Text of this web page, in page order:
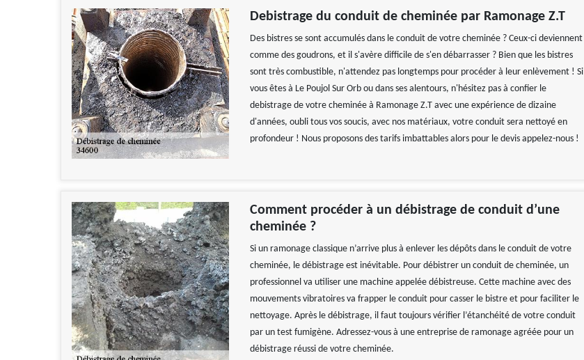
Debistrage du conduit de cheminée par Ramonage Z.T
Des bistres se sont accumulés dans le conduit de votre cheminée ? Ceux-ci deviennent
comme des goudrons, et il s'avère difficile de s'en débarrasser ? Bien que les bistres
sont très combustible, n'attendez pas longtemps pour procéder à leur enlèvement ! Si
vous êtes à Le Poujol Sur Orb ou dans ses alentours, n'hésitez pas à confier le
debistrage de votre cheminée à Ramonage Z.T avec une expérience de dizaine
d'années, oubli tous vos soucis, avec nos matériaux, votre conduit sera nettoyé en
profondeur ! Nous proposons des tarifs imbattables alors pour le devis appelez-nous !
Comment procéder à un débistrage de conduit d’une
cheminée ?
Si un ramonage classique n’arrive plus à enlever les dépôts dans le conduit de votre
cheminée, le débistrage est inévitable. Pour débistrer un conduit de cheminée, un
professionnel va utiliser une machine appelée débistreuse. Cette machine avec des
mouvements vibratoires va frapper le conduit pour casser le bistre et pour faciliter le
nettoyage. Après le débistrage, il faut toujours vérifier l’étanchéité de votre conduit
par un test fumigène. Adressez-vous à une entreprise de ramonage agréée pour un
débistrage réussi de votre cheminée.